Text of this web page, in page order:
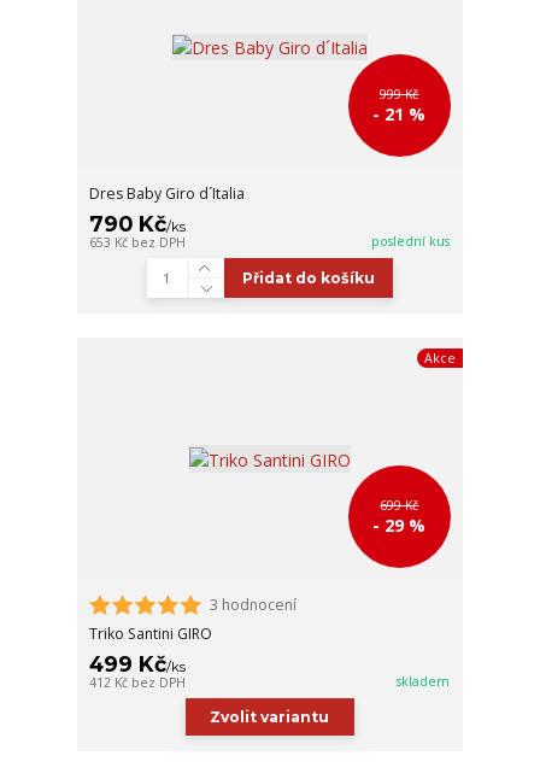
999 Kč
- 21 %
Dres Baby Giro d´Italia
790 Kč/ks
653 Kč bez DPH poslední kus
Přidat do košíku
Akce
699 Kč
- 29 %
3 hodnocení
Triko Santini GIRO
499 Kč/ks
412 Kč bez DPH skladem
Zvolit variantu